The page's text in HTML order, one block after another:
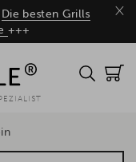
×
Die besten Grills
+++